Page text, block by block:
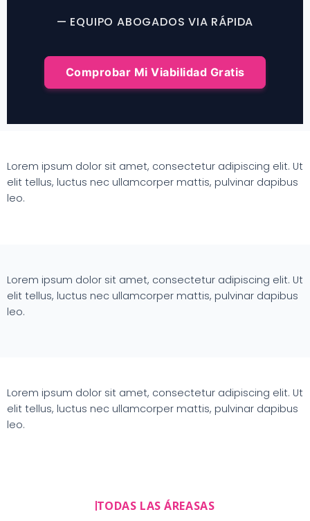
— EQUIPO ABOGADOS VIA RÁPIDA
Comprobar Mi Viabilidad Gratis
Lorem ipsum dolor sit amet, consectetur adipiscing elit. Ut
elit tellus, luctus nec ullamcorper mattis, pulvinar dapibus
leo.
Lorem ipsum dolor sit amet, consectetur adipiscing elit. Ut
elit tellus, luctus nec ullamcorper mattis, pulvinar dapibus
leo.
Lorem ipsum dolor sit amet, consectetur adipiscing elit. Ut
elit tellus, luctus nec ullamcorper mattis, pulvinar dapibus
leo.
TODAS LAS ÁREASAS